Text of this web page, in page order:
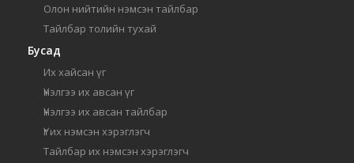
Олон нийтийн нэмсэн тайлбар
Тайлбар толийн тухай
Бусад
Их хайсан үг
Үнэлгээ их авсан үг
Үнэлгээ их авсан тайлбар
Үг их нэмсэн хэрэглэгч
Тайлбар их нэмсэн хэрэглэгч